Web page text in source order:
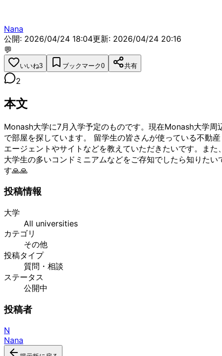
Nana
公開: 2026/04/24 18:04更新: 2026/04/24 20:16
💬
いいね3 ブックマーク0 共有
2
本文
Monash大学に7月入学予定のものです。現在Monash大学周
で部屋を探しています。
留学生の皆さんが使っている不動産
エージェントやサイトなどを教えていただきたいです。また
大学生の多いコンドミニアムなどをご存知でしたら知りたい
す🙏🙏
投稿情報
大学
All universities
カテゴリ
その他
投稿タイプ
質問・相談
ステータス
公開中
投稿者
N
Nana